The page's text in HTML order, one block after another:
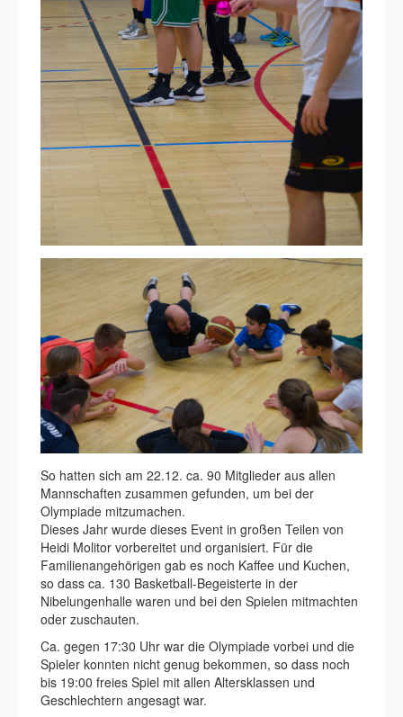
So hatten sich am 22.12. ca. 90 Mitglieder aus allen
Mannschaften zusammen gefunden, um bei der
Olympiade mitzumachen.
Dieses Jahr wurde dieses Event in großen Teilen von
Heidi Molitor vorbereitet und organisiert. Für die
Familienangehörigen gab es noch Kaffee und Kuchen,
so dass ca. 130 Basketball-Begeisterte in der
Nibelungenhalle waren und bei den Spielen mitmachten
oder zuschauten.
Ca. gegen 17:30 Uhr war die Olympiade vorbei und die
Spieler konnten nicht genug bekommen, so dass noch
bis 19:00 freies Spiel mit allen Altersklassen und
Geschlechtern angesagt war.